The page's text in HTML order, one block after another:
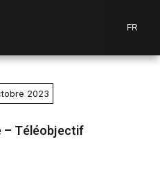
FR
2023
– Téléobjectif